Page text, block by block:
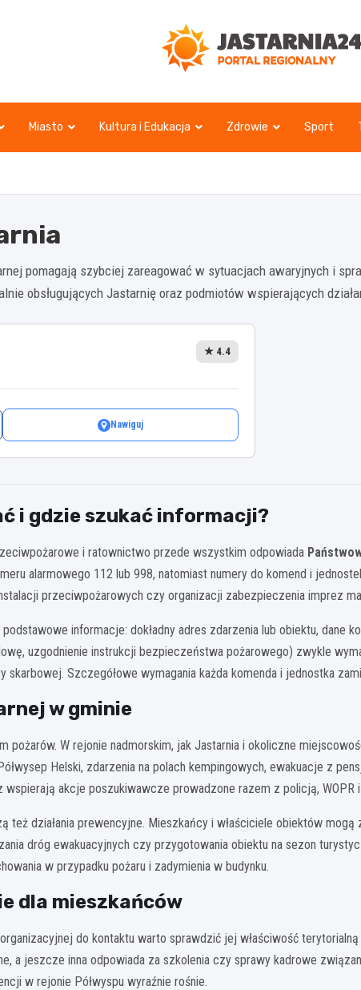
jastarnia24.pl
Miasto Kultura i Edukacja Zdrowie Sport
pomagają szybciej zareagować w sytuacjach awaryjnych i
obsługujących Jastarnię oraz podmiotów wspierających
★ 4.4
Nawiguj
i gdzie szukać informacji?
i ratownictwo przede wszystkim odpowiada
alarmowego 112 lub 998, natomiast numery do komend i
przeciwpożarowych czy organizacji zabezpieczenia imprez
informacje: dokładny adres zdarzenia lub obiektu, dane
uzgodnienie instrukcji bezpieczeństwa pożarowego) zwykle
Szczegółowe wymagania każda komenda i jednostka
w gminie
pożarów. W rejonie nadmorskim, jak Jastarnia i okoliczne
Helski, zdarzenia na polach kempingowych, ewakuacje z
akcje poszukiwawcze prowadzone razem z policją, WOPR i
też działania prewencyjne. Mieszkańcy i właściciele obiektów
dróg ewakuacyjnych czy przygotowania obiektu na sezon
w przypadku pożaru i zadymienia w budynku.
dla mieszkańców
do kontaktu warto sprawdzić jej właściwość
a jeszcze inna odpowiada za szkolenia czy sprawy kadrowe
w rejonie Półwyspu wyraźnie rośnie.